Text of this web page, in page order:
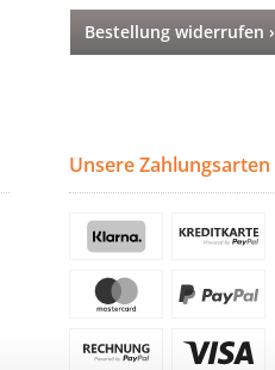
Bestellung widerrufen ›
Unsere Zahlungsarten